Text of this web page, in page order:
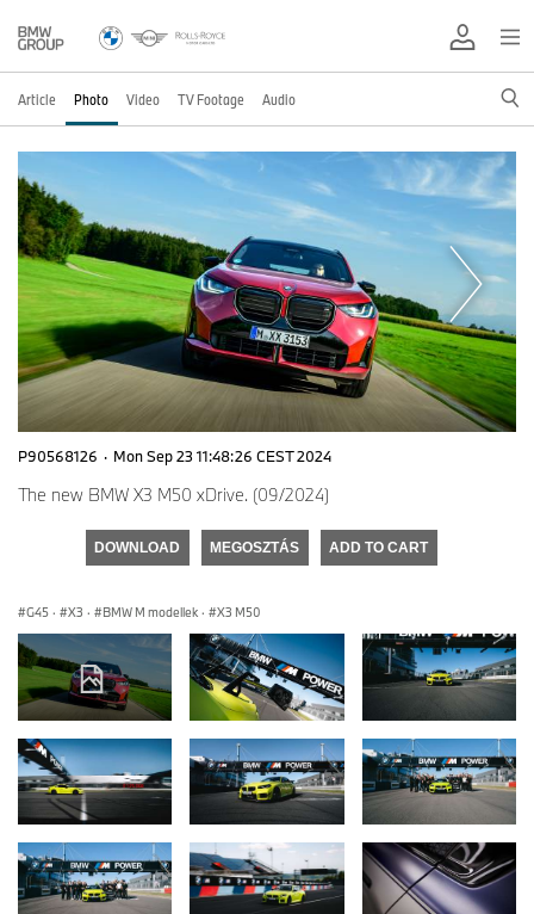
Article Photo Video TV Footage Audio
P90568126 · Mon Sep 23 11:48:26 CEST 2024
The new BMW X3 M50 xDrive. (09/2024)
DOWNLOAD MEGOSZTÁS ADD TO CART
G45 · X3 · BMW M modellek · X3 M50